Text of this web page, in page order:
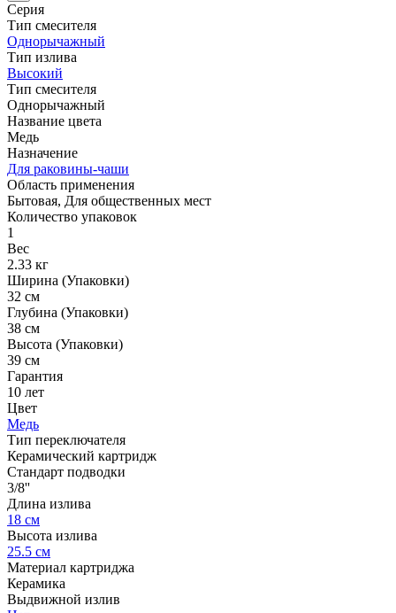
Серия
Тип смесителя
Однорычажный
Тип излива
Высокий
Тип смесителя
Однорычажный
Название цвета
Медь
Назначение
Для раковины-чаши
Область применения
Бытовая, Для общественных мест
Количество упаковок
1
Вес
2.33 кг
Ширина (Упаковки)
32 см
Глубина (Упаковки)
38 см
Высота (Упаковки)
39 см
Гарантия
10 лет
Цвет
Медь
Тип переключателя
Керамический картридж
Стандарт подводки
3/8''
Длина излива
18 см
Высота излива
25.5 см
Материал картриджа
Керамика
Выдвижной излив